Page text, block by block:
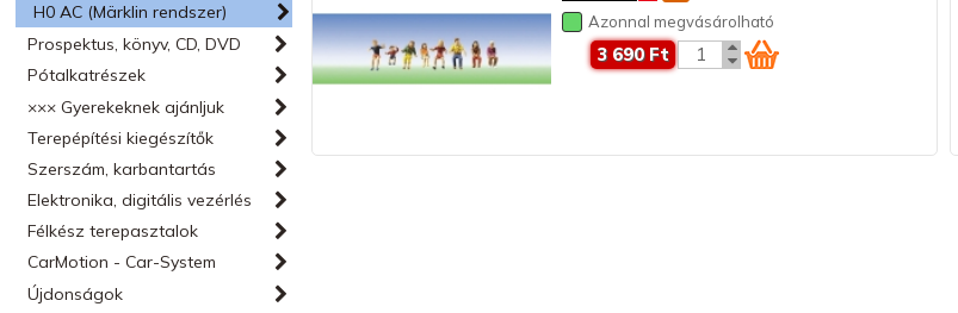
H0 AC (Märklin rendszer)
Prospektus, könyv, CD, DVD
Pótalkatrészek
××× Gyerekeknek ajánljuk
Terepépítési kiegészítők
Szerszám, karbantartás
Elektronika, digitális vezérlés
Félkész terepasztalok
CarMotion - Car-System
Újdonságok
Azonnal megvásárolható
3 690 Ft